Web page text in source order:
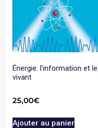
Énergie. l’information et le
vivant
25,00€
Ajouter au panier